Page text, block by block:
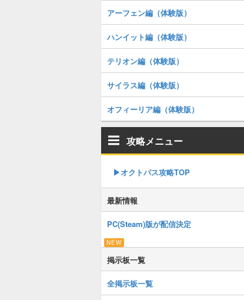
アーフェン編（体験版）
ハンイット編（体験版）
テリオン編（体験版）
サイラス編（体験版）
オフィーリア編（体験版）
攻略メニュー
▶オクトパス攻略TOP
最新情報
PC(Steam)版が配信決定
NEW
掲示板一覧
全掲示板一覧